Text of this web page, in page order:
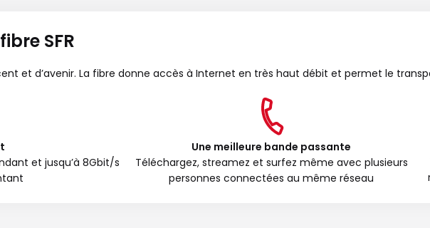
SFR
et d’avenir. La fibre donne accès à Internet en très haut débit et permet le
et jusqu’à 8Gbit/s
Une meilleure bande passante
Téléchargez, streamez et surfez même avec plusieurs
personnes connectées au même réseau